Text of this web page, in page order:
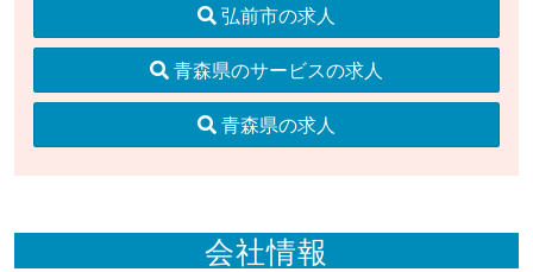
弘前市の求人
青森県のサービスの求人
青森県の求人
会社情報